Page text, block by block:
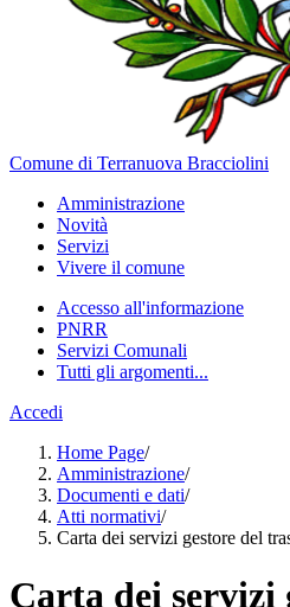
Comune di Terranuova Bracciolini
Amministrazione
Novità
Servizi
Vivere il comune
Accesso all'informazione
PNRR
Servizi Comunali
Tutti gli argomenti...
Accedi
Home Page/
Amministrazione/
Documenti e dati/
Atti normativi/
Carta dei servizi gestore del
Carta dei servizi